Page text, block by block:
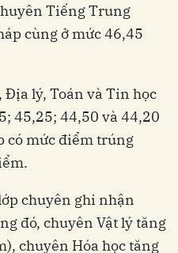
Tiếng Trung
cùng ở mức 46,45
Địa lý, Toán và Tin học
45,25; 44,50 và 44,20
có mức điểm trúng
chuyên ghi nhận
đó, chuyên Vật lý tăng
chuyên Hóa học tăng